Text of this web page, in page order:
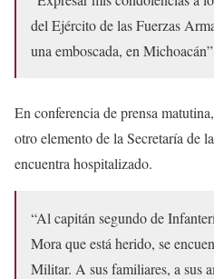
del Ejército de las Fuerzas
una emboscada, en
En conferencia de prensa
otro elemento de la Secretaría de
encuentra hospitalizado.
“Al capitán segundo de
Mora que está herido, se
Militar. A sus familiares, a sus